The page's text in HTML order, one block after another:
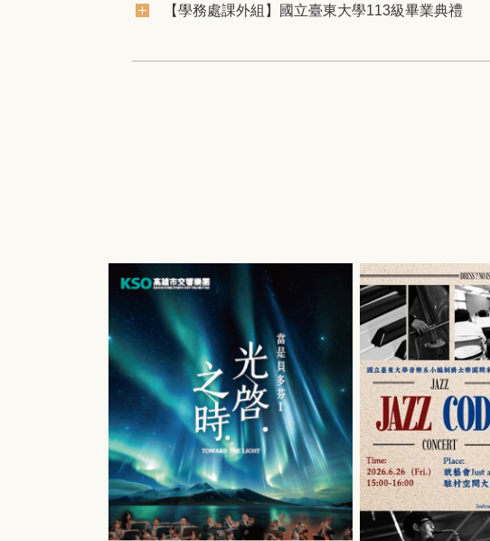
【學務處課外組】國立臺東大學113級畢業典禮